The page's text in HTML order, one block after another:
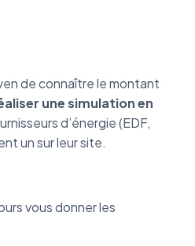
de connaître le montant
une simulation en
d’énergie (EDF,
un sur leur site.
vous donner les